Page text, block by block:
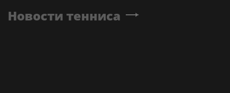
Новости тенниса